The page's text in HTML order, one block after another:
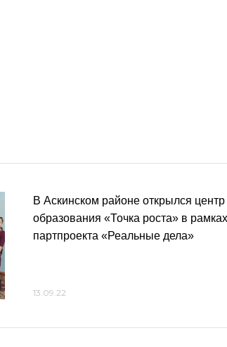
В Аскинском районе открылся центр
образования «Точка роста» в рамках
партпроекта «Реальные дела»
13.09.22